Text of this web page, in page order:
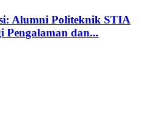
Alumni Politeknik STIA
dan...